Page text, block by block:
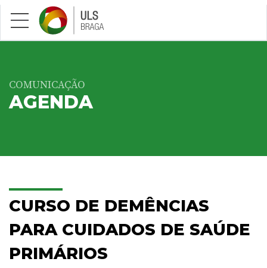
Saltar para conteúdo principal
COMUNICAÇÃO
AGENDA
CURSO DE DEMÊNCIAS
PARA CUIDADOS DE SAÚDE
PRIMÁRIOS